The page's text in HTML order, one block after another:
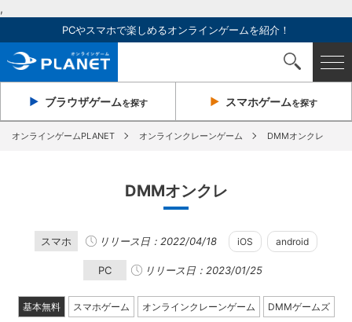
,
PCやスマホで楽しめるオンラインゲームを紹介！
ブラウザゲームを探す スマホゲームを探す
オンラインゲームPLANET オンラインクレーンゲーム DMMオンクレ
DMMオンクレ
スマホ リリース日：2022/04/18 iOS android
PC リリース日：2023/01/25
基本無料 スマホゲーム オンラインクレーンゲーム DMMゲームズ